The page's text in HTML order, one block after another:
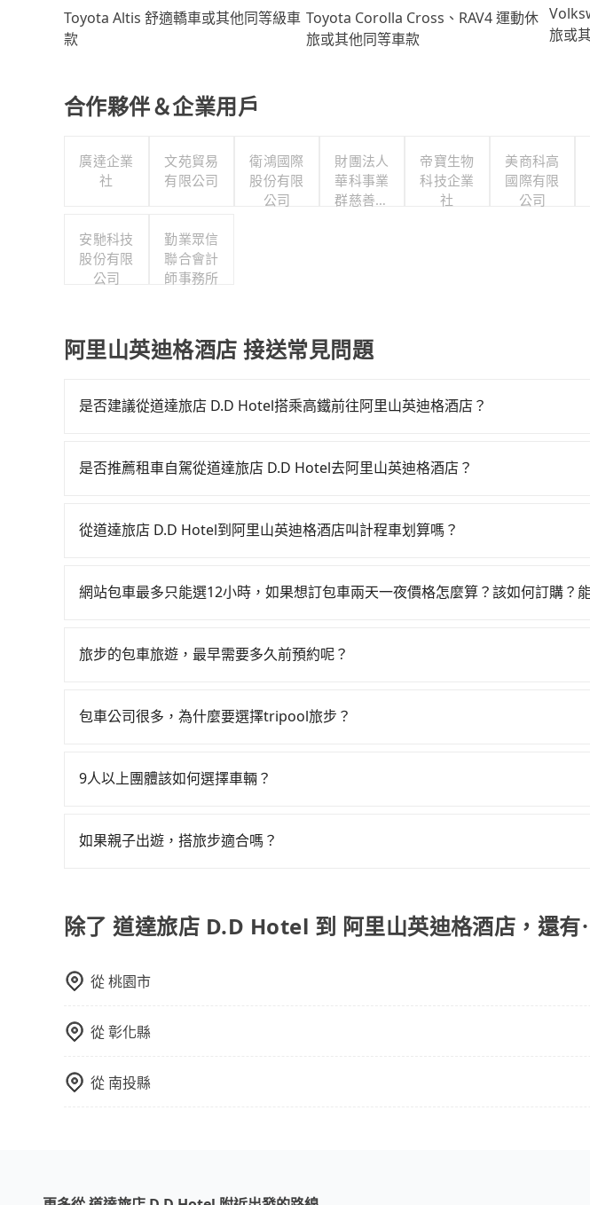
Toyota Altis 舒適轎車或其他同等級車
款
Toyota Corolla Cross、RAV4 運動休
旅或其他同等車款
旅或
合作夥伴＆企業用戶
廣達企業
社
文苑貿易
有限公司
衛鴻國際
股份有限
公司
財團法人
華科事業
群慈善基
帝寶生物
科技企業
社
美商科高
國際有限
公司
安馳科技
股份有限
公司
勤業眾信
聯合會計
師事務所
阿里山英迪格酒店 接送常見問題
是否建議從道達旅店 D.D Hotel搭乘高鐵前往阿里山英迪格酒店？
往高鐵站！台南-嘉義雖然一天最多時有60班車次，從最早06:03到23:08，過了
均18分）的高鐵從台南站前往嘉義高鐵站，每人票價280元，再用5分鐘出站、等
輛，計程車的密度為雙北的4.6%，換句話說，臨時要叫小黃的難度是雙北大城市
擔60元車資，而且更會額外浪費42分鐘在轉乘與等車上，現在還不馬上來預約
是否推薦租車自駕從道達旅店 D.D Hotel去阿里山英迪格酒店？
天就要來回，那在台南路邊可隨租隨借的iRent應該是你最便宜選擇。註冊完
時40元路邊停車費用預估進去，但額外的汽車保險與可能的罰單都需自付。再者
的車門仍未被修理，每一次租車都好像在開樂透一樣。另外，偶爾也會遇到明明
點仍有段距離，在遇到下雨天或者載行李時，就顯得非常不便。
從道達旅店 D.D Hotel到阿里山英迪格酒店叫計程車划算嗎？
到車，也可考慮打電話至台南市中西區當地唯一的計程車行-一成計程汽車行等叫
新北的20倍之多。如果當天或隔天也要原路返回，阿里山英迪格酒店所在的嘉義
但當你們人數超過四位時，叫兩輛計程車的費用就貴了，改預約一輛tripool的
網站包車最多只能選12小時，如果想訂包車兩天一夜價格怎麼算？該如何訂購？
行程。另外，目前旅步只提供接送服務，暫不提供代訂住宿服務。
旅步的包車旅遊，最早需要多久前預約呢？
不妨趁早訂購，享受更划算的價格。
包車公司很多，為什麼要選擇tripool旅步？
途安全無憂，我們的司機都是專業且可靠的職業駕駛。關於價格，旅步官網可一
值得信任的不二選擇！
9人以上團體該如何選擇車輛？
客車最多座位數量就是9人，如扣掉司機就只能乘坐8位乘客，如果要10人以上就
比較方便。但也有例外，比方說有些山區或路段是禁止大客車通行的，建議在預
如果親子出遊，搭旅步適合嗎？
除了 道達旅店 D.D Hotel 到 阿里山英迪格酒店，還
從桃園市
從彰化縣
從 南投縣